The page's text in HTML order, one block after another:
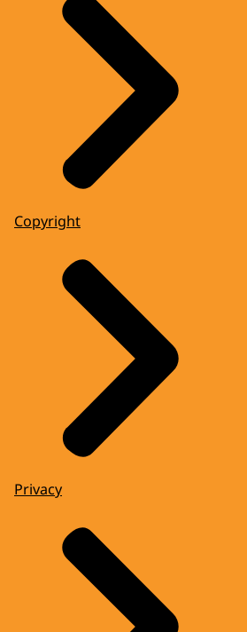
Copyright
Privacy